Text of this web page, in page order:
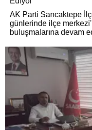
AK Parti Sancaktepe
günlerinde ilçe
buluşmalarına devam